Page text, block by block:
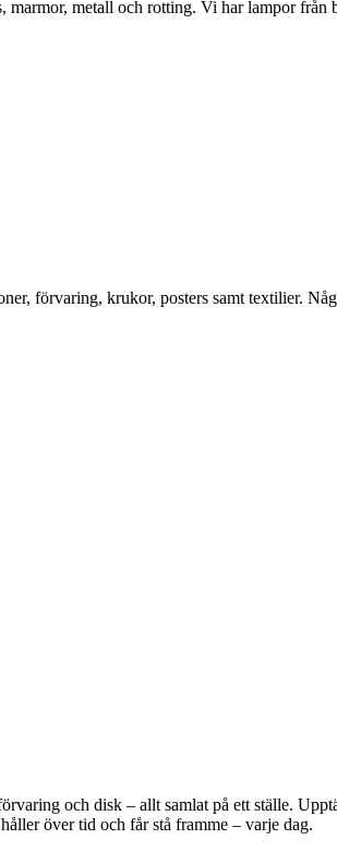
marmor, metall och rotting. Vi har lampor
förvaring, krukor, posters samt textilier.
och disk – allt samlat på ett ställe.
över tid och får stå framme – varje dag.